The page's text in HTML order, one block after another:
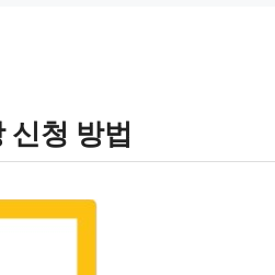
신청 방법